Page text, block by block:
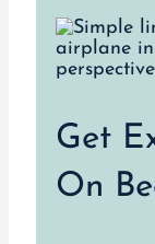
Get
On